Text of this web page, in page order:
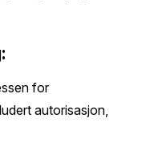
for
autorisasjon,